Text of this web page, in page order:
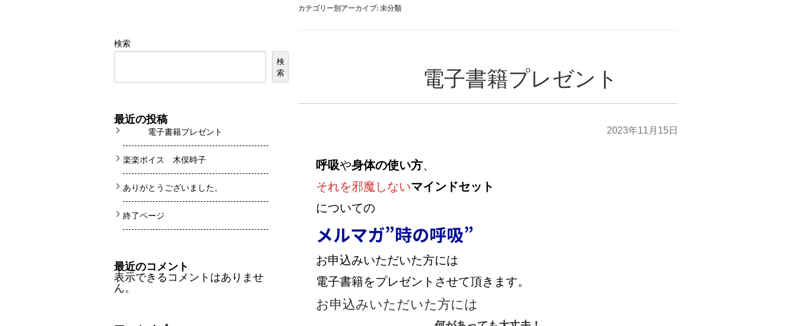
カテゴリー別アーカイブ:未分類
電子書籍プレゼント
2023年11月15日
呼吸や身体の使い方、
それを邪魔しないマインドセット
についての
メルマガ”時の呼吸”
お申込みいただいた方には
電子書籍をプレゼントさせて頂きます。
お申込みいただいた方には
検索
検
索
最近の投稿
電子書籍プレゼント
楽楽ボイス 木俣時子
ありがとうございました。
終了ページ
最近のコメント
表示できるコメントはありませ
ん。